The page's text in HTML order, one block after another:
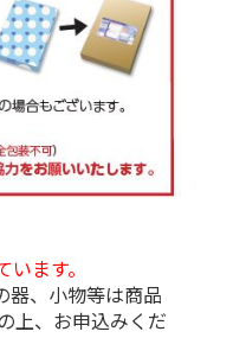
ます。
器、小物等は商品
上、お申込みくだ